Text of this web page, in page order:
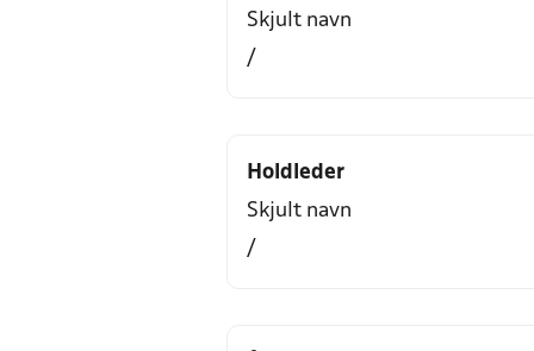
Skjult navn
/
Holdleder
Skjult navn
/